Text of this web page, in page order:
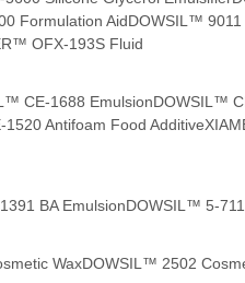
Formulation AidDOWSIL™ 9011
OFX-193S Fluid
CE-1688 EmulsionDOWSIL™
Antifoam Food Additive
BA EmulsionDOWSIL™ 5-
WaxDOWSIL™ 2502